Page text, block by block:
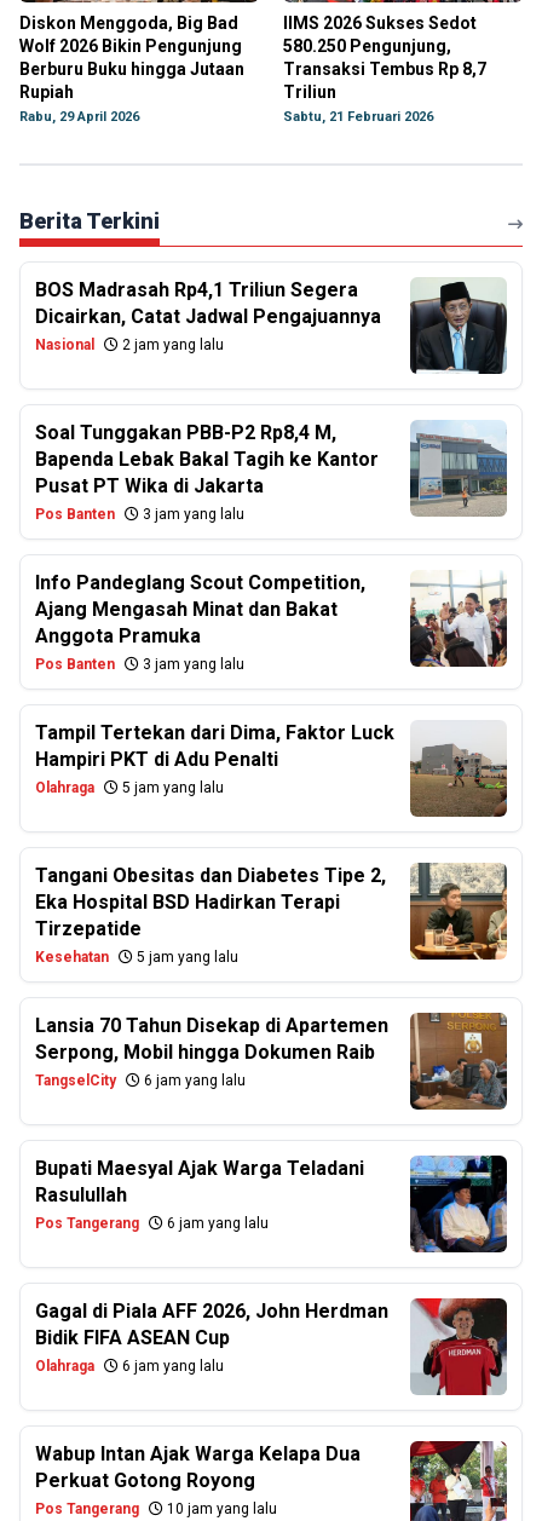
Diskon Menggoda, Big Bad
Wolf 2026 Bikin Pengunjung
Berburu Buku hingga Jutaan
Rupiah
Rabu, 29 April 2026
IIMS 2026 Sukses Sedot
580.250 Pengunjung,
Transaksi Tembus Rp 8,7
Triliun
Sabtu, 21 Februari 2026
Berita Terkini
BOS Madrasah Rp4,1 Triliun Segera
Dicairkan, Catat Jadwal Pengajuannya
Nasional 2 jam yang lalu
Soal Tunggakan PBB-P2 Rp8,4 M,
Bapenda Lebak Bakal Tagih ke Kantor
Pusat PT Wika di Jakarta
Pos Banten 3 jam yang lalu
Info Pandeglang Scout Competition,
Ajang Mengasah Minat dan Bakat
Anggota Pramuka
Pos Banten 3 jam yang lalu
Tampil Tertekan dari Dima, Faktor Luck
Hampiri PKT di Adu Penalti
Olahraga 5 jam yang lalu
Tangani Obesitas dan Diabetes Tipe 2,
Eka Hospital BSD Hadirkan Terapi
Tirzepatide
Kesehatan 5 jam yang lalu
Lansia 70 Tahun Disekap di Apartemen
Serpong, Mobil hingga Dokumen Raib
TangselCity 6 jam yang lalu
Bupati Maesyal Ajak Warga Teladani
Rasulullah
Pos Tangerang 6 jam yang lalu
Gagal di Piala AFF 2026, John Herdman
Bidik FIFA ASEAN Cup
Olahraga 6 jam yang lalu
Wabup Intan Ajak Warga Kelapa Dua
Perkuat Gotong Royong
Pos Tangerang 10 jam yang lalu